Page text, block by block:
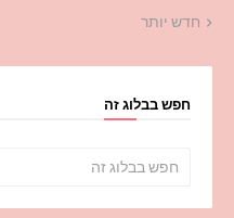
חדש יותר
חפש בבלוג זה